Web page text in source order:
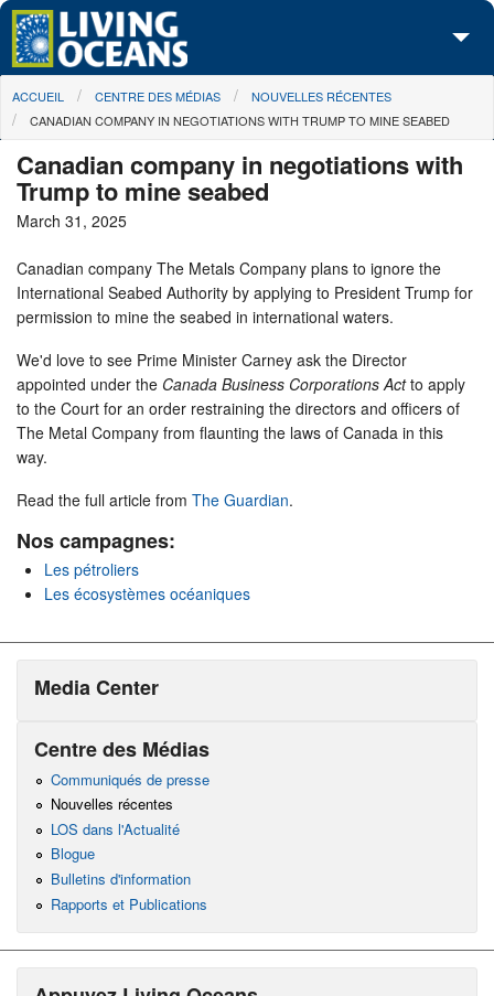
Skip to main content
À propos de nous
Centre des Médias
Passez à l'action
You are here
ACCUEIL CENTRE DES MÉDIAS
NOUVELLES RÉCENTES
CANADIAN COMPANY IN NEGOTIATIONS WITH TRUMP TO MINE SEABED
Canadian company in negotiations with
Trump to mine seabed
March 31, 2025
Canadian company The Metals Company plans to ignore the
International Seabed Authority by applying to President Trump for
permission to mine the seabed in international waters.
We'd love to see Prime Minister Carney ask the Director
appointed under the Canada Business Corporations Actto apply
to the Court for an order restraining the directors and officers of
The Metal Company from flaunting the laws of Canada in this
way.
Read the full article from The Guardian.
Nos campagnes:
Les pétroliers
Les écosystèmes océaniques
Media Center
Centre des Médias
Communiqués de presse
Nouvelles récentes
LOS dans l'Actualité
Blogue
Bulletins d'information
Rapports et Publications